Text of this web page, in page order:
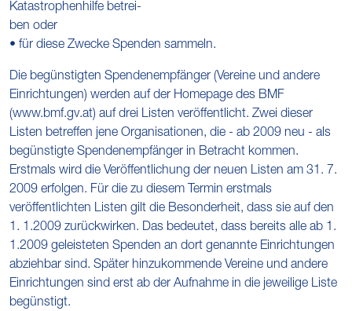
Katastrophenhilfe betrei-
ben oder
• für diese Zwecke Spenden sammeln.
Die begünstigten Spendenempfänger (Vereine und andere
Einrichtungen) werden auf der Homepage des BMF
(www.bmf.gv.at) auf drei Listen veröffentlicht. Zwei dieser
Listen betreffen jene Organisationen, die - ab 2009 neu - als
begünstigte Spendenempfänger in Betracht kommen.
Erstmals wird die Veröffentlichung der neuen Listen am 31. 7.
2009 erfolgen. Für die zu diesem Termin erstmals
veröffentlichten Listen gilt die Besonderheit, dass sie auf den
1. 1.2009 zurückwirken. Das bedeutet, dass bereits alle ab 1.
1.2009 geleisteten Spenden an dort genannte Einrichtungen
abziehbar sind. Später hinzukommende Vereine und andere
Einrichtungen sind erst ab der Aufnahme in die jeweilige Liste
begünstigt.